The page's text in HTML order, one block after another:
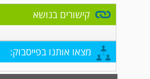
קישורים בנושא
מצאו אותנו בפייסבוק: